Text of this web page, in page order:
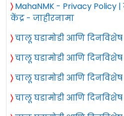
ऑस्ट्रेलियाविरुद्ध
संघाचा शीर्षक प्रायोजक
असेल. विशेष म्हणजे,
अधिकार मास्टरकार्डला
बीसीसीआय केली होती
बीसीसीआयने मान्य
〉 MahaNMK - Privacy Policy |
केंद्र - जाहीरनामा
〉चालू घडामोडी आणि दिनविशेष
〉चालू घडामोडी आणि दिनविशेष
〉चालू घडामोडी आणि दिनविशेष
〉चालू घडामोडी आणि दिनविशेष